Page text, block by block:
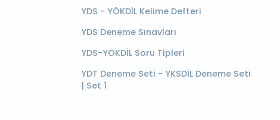
YDS - YÖKDİL Kelime Defteri
YDS Deneme Sınavları
YDS-YÖKDİL Soru Tipleri
YDT Deneme Seti - YKSDİL Deneme Seti
| Set 1